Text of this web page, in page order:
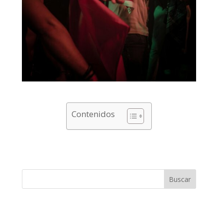
Contenidos
Buscar